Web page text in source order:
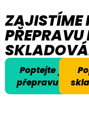
ZAJISTÍME
PŘEPRAVU
Poptejte
přepravu